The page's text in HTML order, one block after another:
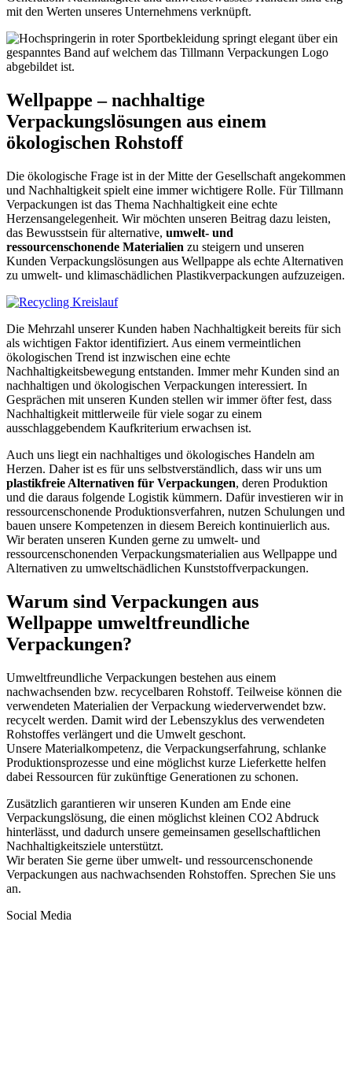
mit den Werten unseres Unternehmens verknüpft.
Wellpappe – nachhaltige
Verpackungslösungen aus einem
ökologischen Rohstoff
Die ökologische Frage ist in der Mitte der Gesellschaft angekommen
und Nachhaltigkeit spielt eine immer wichtigere Rolle. Für Tillmann
Verpackungen ist das Thema Nachhaltigkeit eine echte
Herzensangelegenheit. Wir möchten unseren Beitrag dazu leisten,
das Bewusstsein für alternative, umwelt- und
ressourcenschonende Materialien zu steigern und unseren
Kunden Verpackungslösungen aus Wellpappe als echte Alternativen
zu umwelt- und klimaschädlichen Plastikverpackungen aufzuzeigen.
Die Mehrzahl unserer Kunden haben Nachhaltigkeit bereits für sich
als wichtigen Faktor identifiziert. Aus einem vermeintlichen
ökologischen Trend ist inzwischen eine echte
Nachhaltigkeitsbewegung entstanden. Immer mehr Kunden sind an
nachhaltigen und ökologischen Verpackungen interessiert. In
Gesprächen mit unseren Kunden stellen wir immer öfter fest, dass
Nachhaltigkeit mittlerweile für viele sogar zu einem
ausschlaggebendem Kaufkriterium erwachsen ist.
Auch uns liegt ein nachhaltiges und ökologisches Handeln am
Herzen. Daher ist es für uns selbstverständlich, dass wir uns um
plastikfreie Alternativen für Verpackungen, deren Produktion
und die daraus folgende Logistik kümmern. Dafür investieren wir in
ressourcenschonende Produktionsverfahren, nutzen Schulungen und
bauen unsere Kompetenzen in diesem Bereich kontinuierlich aus.
Wir beraten unseren Kunden gerne zu umwelt- und
ressourcenschonenden Verpackungsmaterialien aus Wellpappe und
Alternativen zu umweltschädlichen Kunststoffverpackungen.
Warum sind Verpackungen aus
Wellpappe umweltfreundliche
Verpackungen?
Umweltfreundliche Verpackungen bestehen aus einem
nachwachsenden bzw. recycelbaren Rohstoff. Teilweise können die
verwendeten Materialien der Verpackung wiederverwendet bzw.
recycelt werden. Damit wird der Lebenszyklus des verwendeten
Rohstoffes verlängert und die Umwelt geschont.
Unsere Materialkompetenz, die Verpackungserfahrung, schlanke
Produktionsprozesse und eine möglichst kurze Lieferkette helfen
dabei Ressourcen für zukünftige Generationen zu schonen.
Zusätzlich garantieren wir unseren Kunden am Ende eine
Verpackungslösung, die einen möglichst kleinen CO2 Abdruck
hinterlässt, und dadurch unsere gemeinsamen gesellschaftlichen
Nachhaltigkeitsziele unterstützt.
Wir beraten Sie gerne über umwelt- und ressourcenschonende
Verpackungen aus nachwachsenden Rohstoffen. Sprechen Sie uns
an.
Social Media